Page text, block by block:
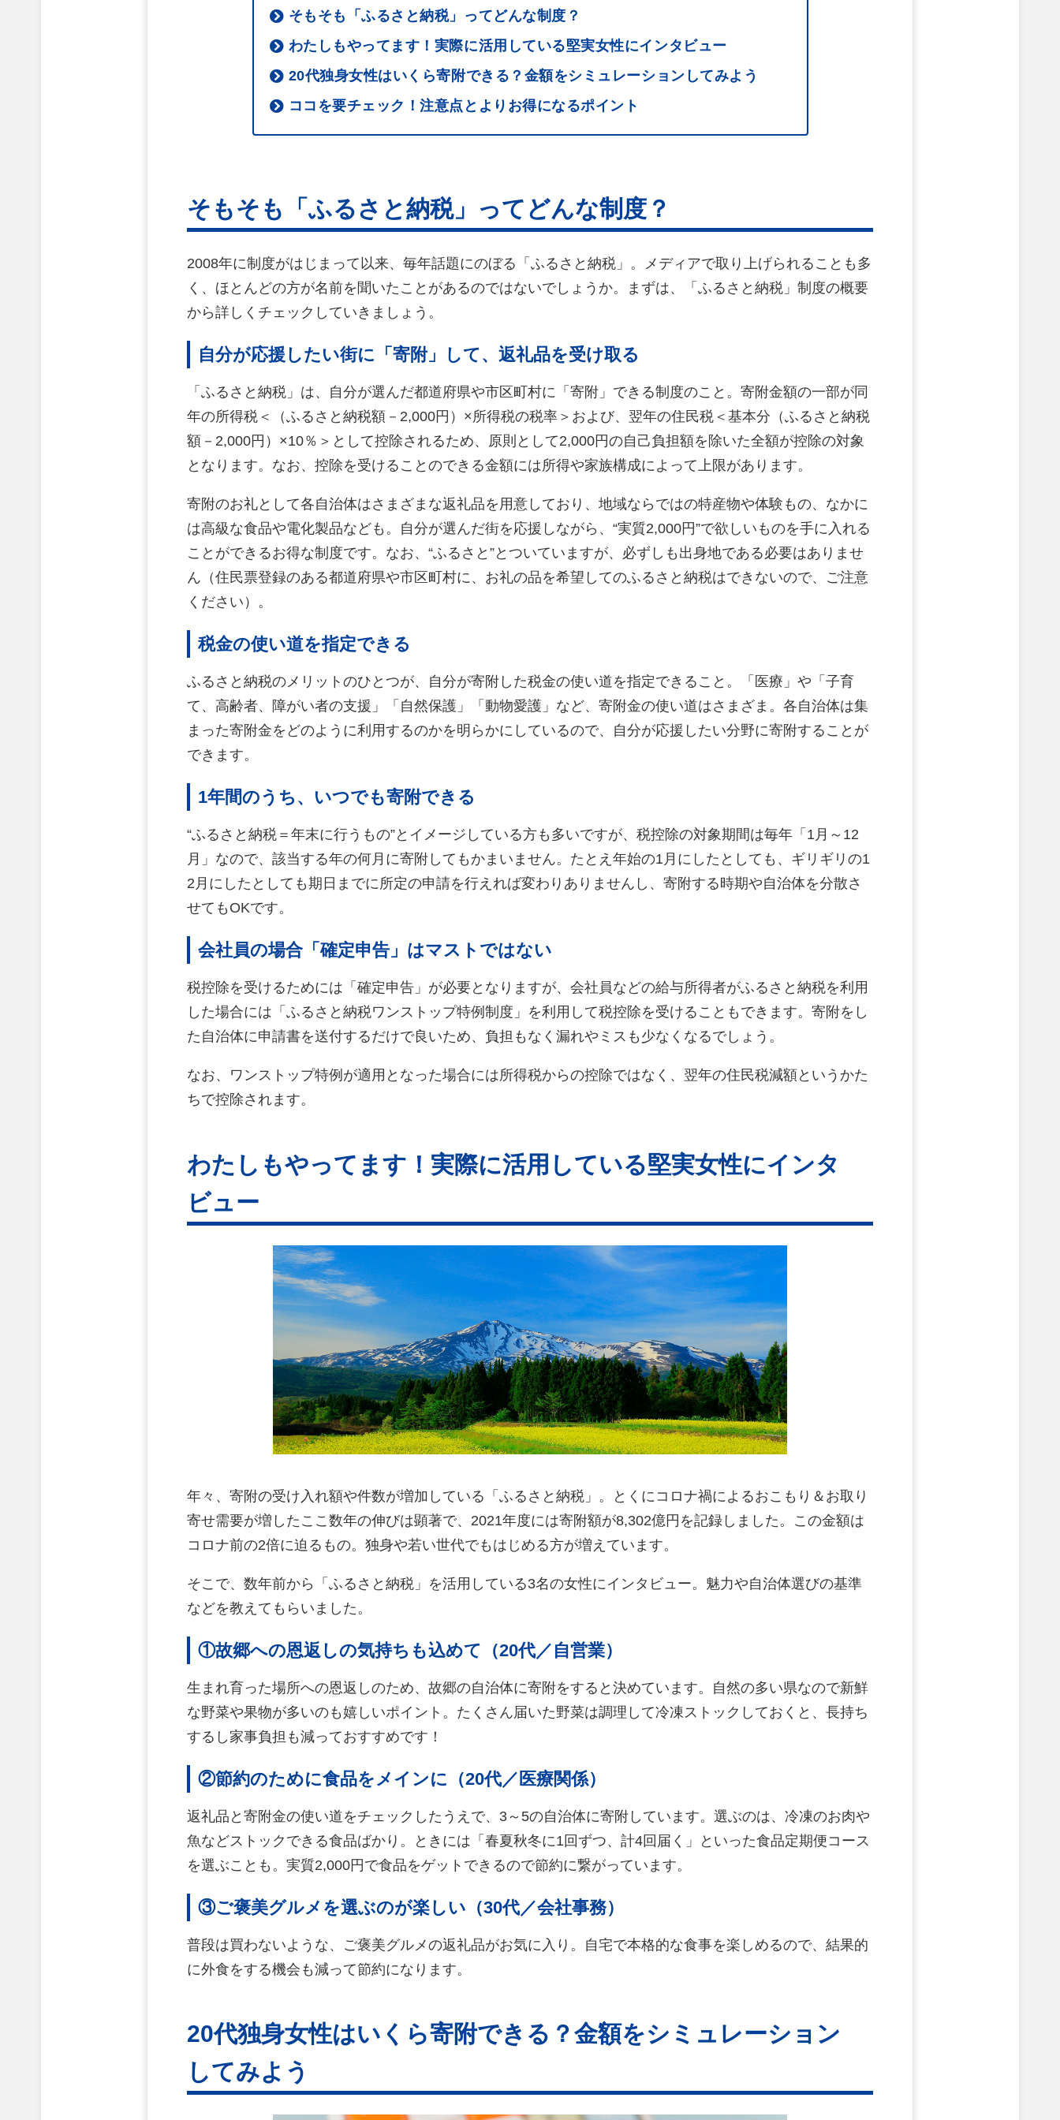
そもそも「ふるさと納税」ってどんな制度？
わたしもやってます！実際に活用している堅実女性にインタビュー
20代独身女性はいくら寄附できる？金額をシミュレーションしてみよう
ココを要チェック！注意点とよりお得になるポイント
そもそも「ふるさと納税」ってどんな制度？
2008年に制度がはじまって以来、毎年話題にのぼる「ふるさと納税」。メディアで取り上げられることも多
く、ほとんどの方が名前を聞いたことがあるのではないでしょうか。まずは、「ふるさと納税」制度の概要
から詳しくチェックしていきましょう。
自分が応援したい街に「寄附」して、返礼品を受け取る
「ふるさと納税」は、自分が選んだ都道府県や市区町村に「寄附」できる制度のこと。寄附金額の一部が同
年の所得税＜（ふるさと納税額－2,000円）×所得税の税率＞および、翌年の住民税＜基本分（ふるさと納税
額－2,000円）×10％＞として控除されるため、原則として2,000円の自己負担額を除いた全額が控除の対象
となります。なお、控除を受けることのできる金額には所得や家族構成によって上限があります。
寄附のお礼として各自治体はさまざまな返礼品を用意しており、地域ならではの特産物や体験もの、なかに
は高級な食品や電化製品なども。自分が選んだ街を応援しながら、“実質2,000円”で欲しいものを手に入れる
ことができるお得な制度です。なお、“ふるさと”とついていますが、必ずしも出身地である必要はありませ
ん（住民票登録のある都道府県や市区町村に、お礼の品を希望してのふるさと納税はできないので、ご注意
ください）。
税金の使い道を指定できる
ふるさと納税のメリットのひとつが、自分が寄附した税金の使い道を指定できること。「医療」や「子育
て、高齢者、障がい者の支援」「自然保護」「動物愛護」など、寄附金の使い道はさまざま。各自治体は集
まった寄附金をどのように利用するのかを明らかにしているので、自分が応援したい分野に寄附することが
できます。
1年間のうち、いつでも寄附できる
“ふるさと納税＝年末に行うもの”とイメージしている方も多いですが、税控除の対象期間は毎年「1月～12
月」なので、該当する年の何月に寄附してもかまいません。たとえ年始の1月にしたとしても、ギリギリの1
2月にしたとしても期日までに所定の申請を行えれば変わりありませんし、寄附する時期や自治体を分散さ
せてもOKです。
会社員の場合「確定申告」はマストではない
税控除を受けるためには「確定申告」が必要となりますが、会社員などの給与所得者がふるさと納税を利用
した場合には「ふるさと納税ワンストップ特例制度」を利用して税控除を受けることもできます。寄附をし
た自治体に申請書を送付するだけで良いため、負担もなく漏れやミスも少なくなるでしょう。
なお、ワンストップ特例が適用となった場合には所得税からの控除ではなく、翌年の住民税減額というかた
ちで控除されます。
わたしもやってます！実際に活用している堅実女性にインタ
ビュー
年々、寄附の受け入れ額や件数が増加している「ふるさと納税」。とくにコロナ禍によるおこもり＆お取り
寄せ需要が増したここ数年の伸びは顕著で、2021年度には寄附額が8,302億円を記録しました。この金額は
コロナ前の2倍に迫るもの。独身や若い世代でもはじめる方が増えています。
そこで、数年前から「ふるさと納税」を活用している3名の女性にインタビュー。魅力や自治体選びの基準
などを教えてもらいました。
①故郷への恩返しの気持ちも込めて（20代／自営業）
生まれ育った場所への恩返しのため、故郷の自治体に寄附をすると決めています。自然の多い県なので新鮮
な野菜や果物が多いのも嬉しいポイント。たくさん届いた野菜は調理して冷凍ストックしておくと、長持ち
するし家事負担も減っておすすめです！
②節約のために食品をメインに（20代／医療関係）
返礼品と寄附金の使い道をチェックしたうえで、3～5の自治体に寄附しています。選ぶのは、冷凍のお肉や
魚などストックできる食品ばかり。ときには「春夏秋冬に1回ずつ、計4回届く」といった食品定期便コース
を選ぶことも。実質2,000円で食品をゲットできるので節約に繋がっています。
③ご褒美グルメを選ぶのが楽しい（30代／会社事務）
普段は買わないような、ご褒美グルメの返礼品がお気に入り。自宅で本格的な食事を楽しめるので、結果的
に外食をする機会も減って節約になります。
20代独身女性はいくら寄附できる？金額をシミュレーション
してみよう